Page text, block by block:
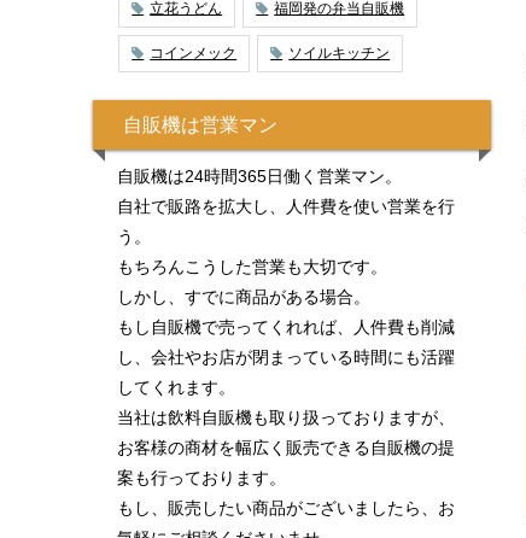
立花うどん 福岡発の弁当自販機
コインメック ソイルキッチン
自販機は営業マン
自販機は24時間365日働く営業マン。
自社で販路を拡大し、人件費を使い営業を行
う。
もちろんこうした営業も大切です。
しかし、すでに商品がある場合。
もし自販機で売ってくれれば、人件費も削減
し、会社やお店が閉まっている時間にも活躍
してくれます。
当社は飲料自販機も取り扱っておりますが、
お客様の商材を幅広く販売できる自販機の提
案も行っております。
もし、販売したい商品がございましたら、お